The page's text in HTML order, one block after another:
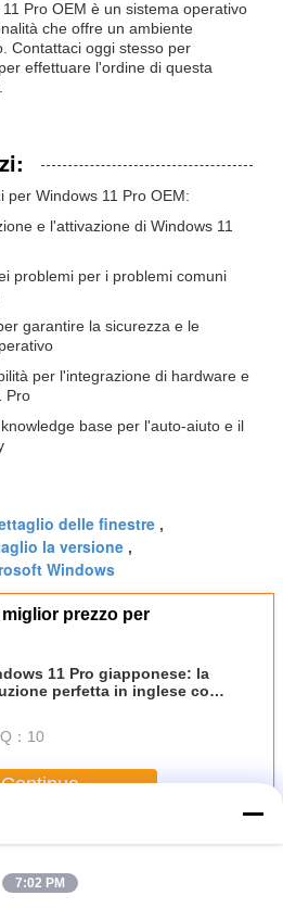
Pro OEM è un sistema operativo
che offre un ambiente
Contattaci oggi stesso per
effettuare l'ordine di questa
per Windows 11 Pro OEM:
e l'attivazione di Windows 11
problemi per i problemi comuni
garantire la sicurezza e le
per l'integrazione di hardware e
Pro
base per l'auto-aiuto e il
delle finestre ,
la versione ,
Windows
prezzo per
11 Pro giapponese: la
perfetta in inglese con
： 10
Continua
11
7:02 PM